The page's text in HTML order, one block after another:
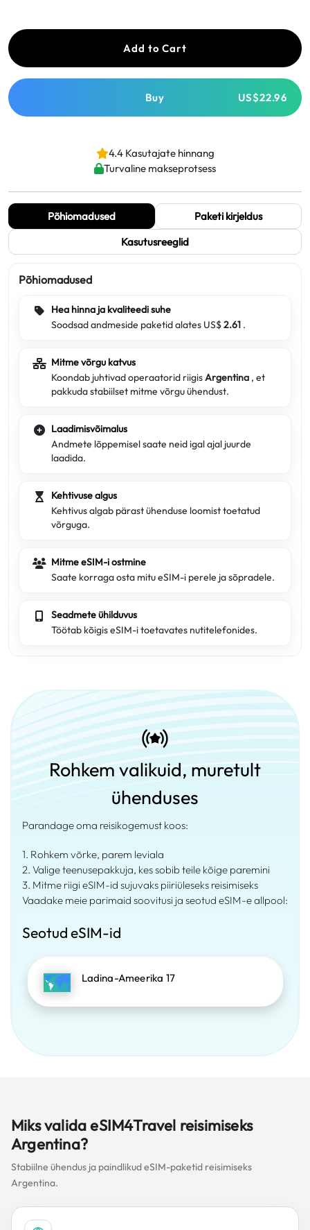
Add to Cart
Buy US$22.96
4.4 Kasutajate hinnang
Turvaline makseprotsess
Põhiomadused
Paketi kirjeldus
Kasutusreeglid
Põhiomadused
Hea hinna ja kvaliteedi suhe
Soodsad andmeside paketid alates US$2.61 .
Mitme võrgu katvus
Koondab juhtivad operaatorid riigisArgentina , et
pakkuda stabiilset mitme võrgu ühendust.
Laadimisvõimalus
Andmete lõppemisel saate neid igal ajal juurde
laadida.
Kehtivuse algus
Kehtivus algab pärast ühenduse loomist toetatud
võrguga.
Mitme eSIM-i ostmine
Saate korraga osta mitu eSIM-i perele ja sõpradele.
Seadmete ühilduvus
Töötab kõigis eSIM-i toetavates nutitelefonides.
Rohkem valikuid, muretult
ühenduses
Parandage oma reisikogemust koos:
1. Rohkem võrke, parem leviala
2. Valige teenusepakkuja, kes sobib teile kõige paremini
3. Mitme riigi eSIM-id sujuvaks piiriüleseks reisimiseks
Vaadake meie parimaid soovitusi ja seotud eSIM-e allpool:
Seotud eSIM-id
Ladina-Ameerika 17
Miks valida eSIM4Travel reisimiseks
Argentina?
Stabiilne ühendus ja paindlikud eSIM-paketid reisimiseks
Argentina.